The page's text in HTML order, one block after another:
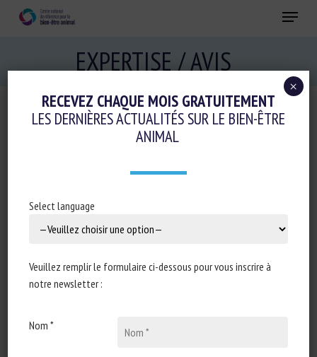
Menu
EXPERTISE / AVIS
< Retour aux travaux
PRATIQUES ET OUTILS
D’ÉDUCATION CANINE
RECEVEZ CHAQUE MOIS GRATUITEMENT
LES DERNIÈRES ACTUALITÉS SUR LE BIEN-ÊTRE
ANIMAL
Select language
Veuillez remplir le formulaire ci-dessous pour vous inscrire à
notre newsletter :
Nom *
×